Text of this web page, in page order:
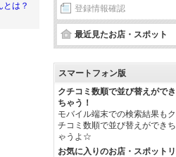
とは？ 登録情報確認
最近見たお店・スポット
スマートフォン版
クチコミ数順で並び替えができ
ちゃう！
モバイル端末での検索結果もク
チコミ数順で並び替えができち
ゃうよ☆
お気に入りのお店・スポットリ